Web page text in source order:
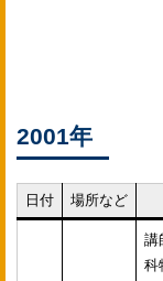
2001年
日付 場所など
講
科